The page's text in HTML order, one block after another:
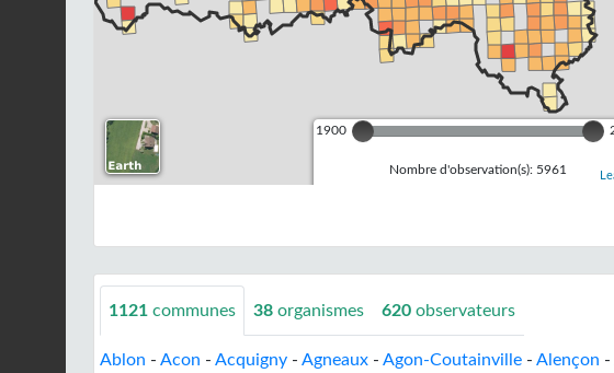
1900
Nombre d'observation(s): 5961
1121 communes 38 organismes 620 observateurs
Ablon - Acon - Acquigny - Agneaux - Agon-Coutainville - Alençon -